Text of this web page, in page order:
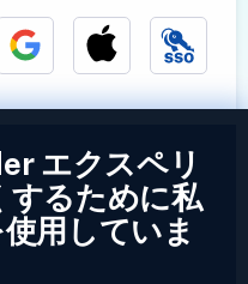
エクスペリ
するために私
用していま